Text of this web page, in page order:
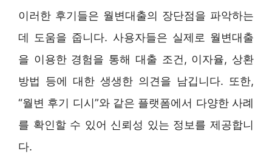
이러한 후기들은 월변대출의 장단점을 파악하는
데 도움을 줍니다. 사용자들은 실제로 월변대출
을 이용한 경험을 통해 대출 조건, 이자율, 상환
방법 등에 대한 생생한 의견을 남깁니다. 또한,
“월변 후기 디시”와 같은 플랫폼에서 다양한 사례
를 확인할 수 있어 신뢰성 있는 정보를 제공합니
다.